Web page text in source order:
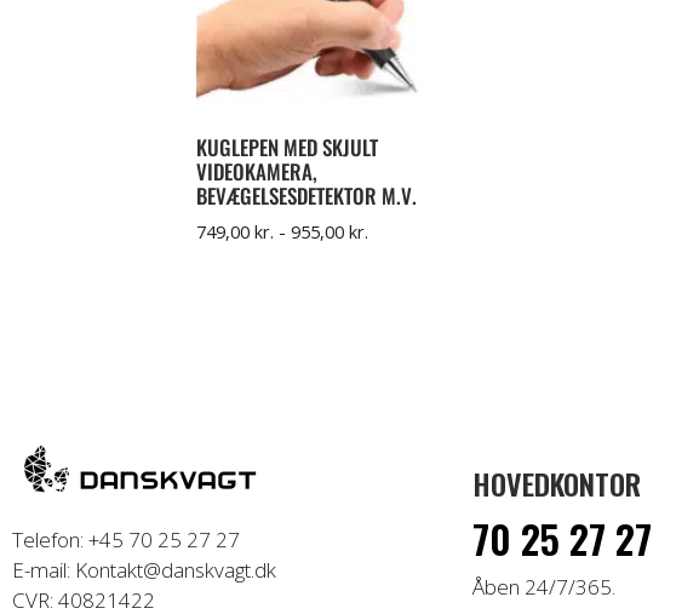
KUGLEPEN MED SKJULT
VIDEOKAMERA,
BEVÆGELSESDETEKTOR M.V.
749,00 kr. - 955,00 kr.
Telefon: +45 70 25 27 27
E-mail: Kontakt@danskvagt.dk
CVR: 40821422
HOVEDKONTOR
70 25 27 27
Åben 24/7/365.